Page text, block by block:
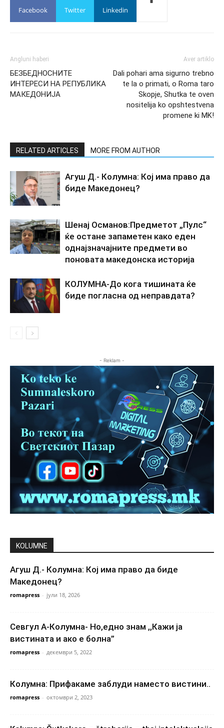
Facebook Twitter Linkedin
Angluni haberi
БЕЗБЕДНОСНИТЕ
ИНТЕРЕСИ НА РЕПУБЛИКА
МАКЕДОНИЈА
Aver artiklo
Dali pohari ama sigurno trebno
te la o primati, o Roma taro
Skopje, Shutka te oven
nositelija ko opshtestvena
promene ki MK!
RELATED ARTICLES MORE FROM AUTHOR
Агуш Д.- Колумна: Кој има право да
биде Македонец?
Шенај Османов:Предметот „Пулс“
ќе остане запаметен како еден
однајзначајните предмети во
поновата македонска историја
КОЛУМНА-До кога тишината ќе
биде погласна од неправдата?
- Reklam -
KOLUMNE
Агуш Д.- Колумна: Кој има право да биде
Македонец?
romapress - јули 18, 2026
Севгул А-Колумна- Но,едно знам ,,Кажи ја
вистината и ако е болна”
romapress - декември 5, 2022
Колумна: Прифакаме заблуди наместо вистини..
romapress - октомври 2, 2023